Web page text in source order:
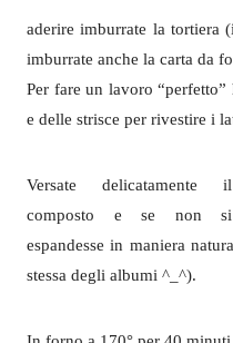
aderire imburrate la tortiera
imburrate anche la carta da
Per fare un lavoro
e delle strisce per rivestire i
Versate delicatamente il
composto e se non si
espandesse in maniera
stessa degli albumi ^_^).